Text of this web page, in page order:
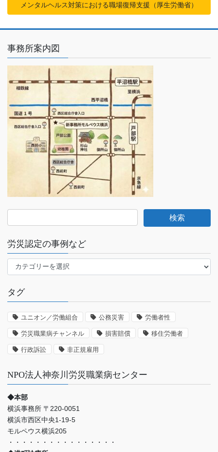
メンタルヘルス対策における職場復帰支援（厚生労働省）
事務所案内図
労災認定の事例など
災
定
の
事
な
ど
タグ
ユニオン／労働組合 公務災害 労働者性
労災職業病チャンネル 損害賠償 移住労働者
行政訴訟 非正規雇用
NPO法人神奈川労災職業病センター
◆本部
横浜事務所 〒220-0051
横浜市西区中央1-19-5
モルペウス横浜205
・・・・・・・・・・・・・・・・